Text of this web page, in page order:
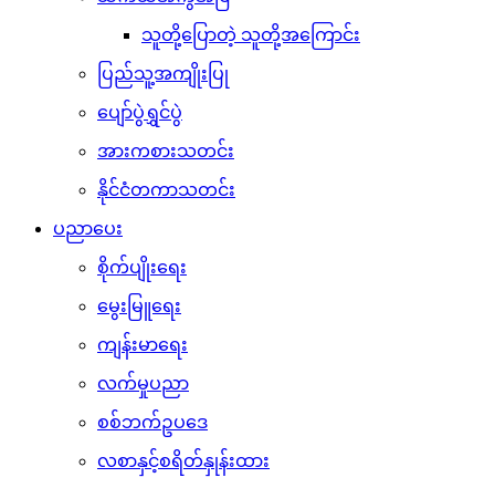
သူတို့ပြောတဲ့ သူတို့အကြောင်း
ပြည်သူ့အကျိုးပြု
ပျော်ပွဲရွှင်ပွဲ
အားကစားသတင်း
နိုင်ငံတကာသတင်း
ပညာပေး
စိုက်ပျိုးရေး
မွေးမြူရေး
ကျန်းမာရေး
လက်မှုပညာ
စစ်ဘက်ဥပဒေ
လစာနှင့်စရိတ်နှုန်းထား